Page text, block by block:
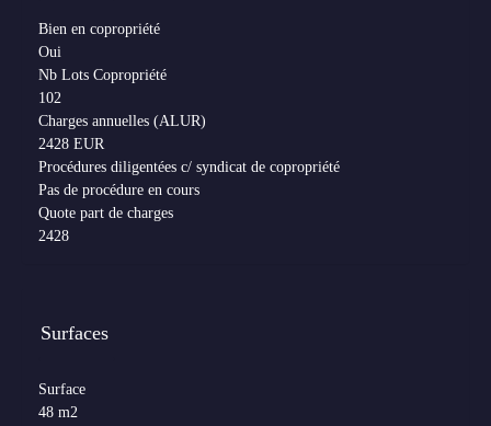
Bien en copropriété
Oui
Nb Lots Copropriété
102
Charges annuelles (ALUR)
2428 EUR
Procédures diligentées c/ syndicat de copropriété
Pas de procédure en cours
Quote part de charges
2428
Surfaces
Surface
48 m2